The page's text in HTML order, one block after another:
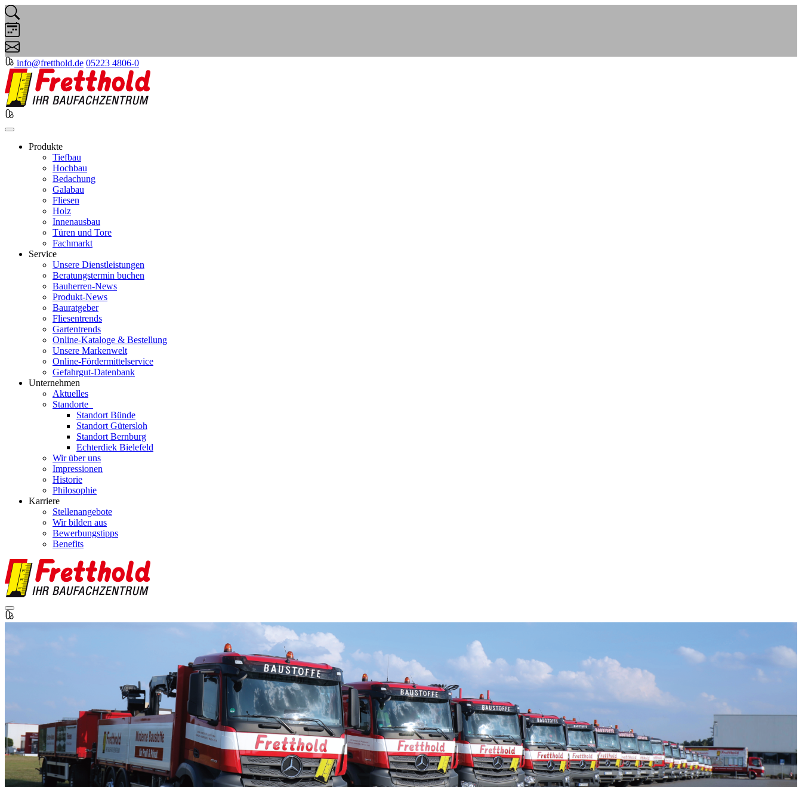
info@fretthold.de 05223 4806-0
Produkte
Tiefbau
Hochbau
Bedachung
Galabau
Fliesen
Holz
Innenausbau
Türen und Tore
Fachmarkt
Service
Unsere Dienstleistungen
Beratungstermin buchen
Bauherren-News
Produkt-News
Bauratgeber
Fliesentrends
Gartentrends
Online-Kataloge & Bestellung
Unsere Markenwelt
Online-Fördermittelservice
Gefahrgut-Datenbank
Unternehmen
Aktuelles
Standorte
Standort Bünde
Standort Gütersloh
Standort Bernburg
Echterdiek Bielefeld
Wir über uns
Impressionen
Historie
Philosophie
Karriere
Stellenangebote
Wir bilden aus
Bewerbungstipps
Benefits